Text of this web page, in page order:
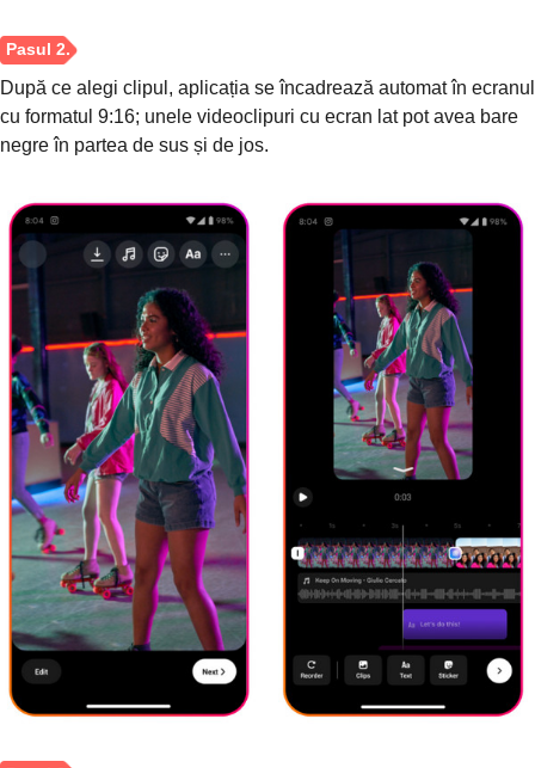
Pasul 3.
După ce alegi clipul, aplicația se încadrează automat în ecranul
cu formatul 9:16; unele videoclipuri cu ecran lat pot avea bare
negre în partea de sus și de jos.